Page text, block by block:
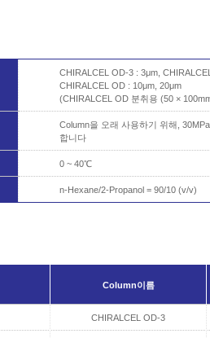
CHIRALCEL OD-3 : 3μm,
CHIRALCEL OD : 10μm, 20μm
(CHIRALCEL OD 분취용 (50 ×
Column을 오래 사용하기 위해,
합니다
0 ~ 40℃
n-Hexane/2-Propanol = 90/10 (v/v)
Column이름
CHIRALCEL OD-3